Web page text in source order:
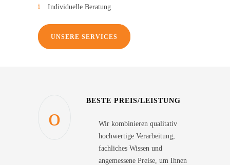
Individuelle Beratung
UNSERE SERVICES
BESTE PREIS/LEISTUNG
Wir kombinieren qualitativ
hochwertige Verarbeitung,
fachliches Wissen und
angemessene Preise, um Ihnen